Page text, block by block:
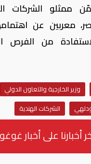
ممثلو الشركات
معربين عن
من الفرص
وزير الخارجية والتعاون الدولي
الشركات الهندية
أخبارنا على أخبار